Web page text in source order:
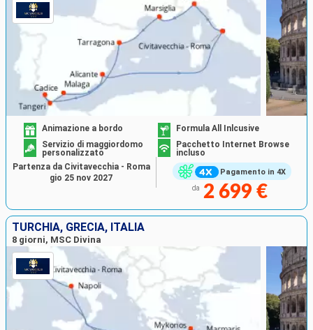
Pagamento in 4X
Animazione a bordo
Formula All Inlcusive
Servizio di maggiordomo
personalizzato
Pacchetto Internet Browse
incluso
da 2 699 €
Partenza da Civitavecchia - Roma
gio 25 nov 2027
TURCHIA, GRECIA, ITALIA
8 giorni, MSC Divina